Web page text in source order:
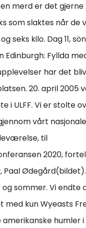
merd er det gjerne
som slaktes når de
seks kilo. Dag 11,
Edinburgh: Fyllda
har det
20. april 2005
i ULFF. Vi er stolte
vårt
til
2020,
Paal
og sommer. Vi endte
med kun Wyeasts
amerikanske humler